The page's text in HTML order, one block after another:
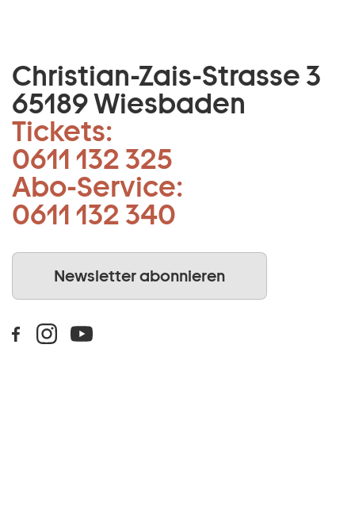
Christian-Zais-Strasse 3
65189 Wiesbaden
Tickets:
0611 132 325
Abo-Service:
0611 132 340
Newsletter abonnieren